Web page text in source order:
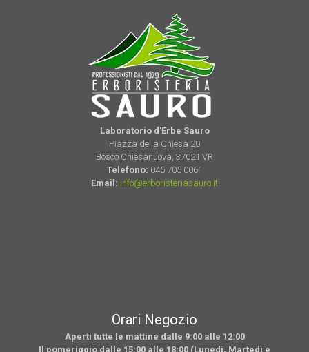
Laboratorio d'Erbe Sauro
Piazza della Chiesa 20
Bosco Chiesanuova, 37021 VR
Telefono: 045 705 0061
Email: info@erboristeriasauro.it
Orari Negozio
Aperti tutte le mattine dalle 9:00 alle 12:00
Il pomeriggio dalle 15:00 alle 18:00 (Lunedì, Martedì e